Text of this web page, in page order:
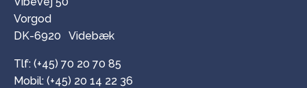
Vorgod
DK-6920 Videbæk
Tlf: (+45) 70 20 70 85
Mobil: (+45) 20 14 22 36